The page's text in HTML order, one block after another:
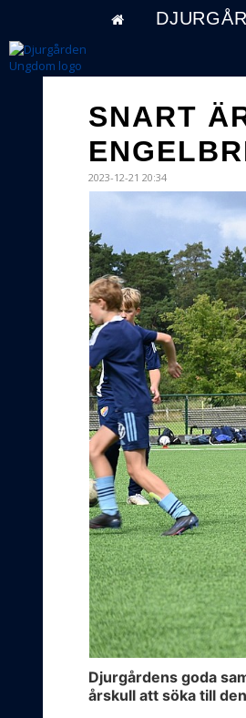
SNART
2023-12-21 20:34
Djurgårdens goda
årskull att söka till